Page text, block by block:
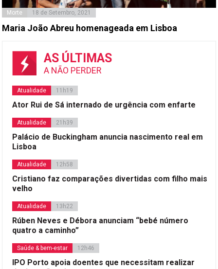
Morte 18 de Setembro, 2021
Maria João Abreu homenageada em Lisboa
AS ÚLTIMAS
A NÃO PERDER
Atualidade 11h19
Ator Rui de Sá internado de urgência com enfarte
Atualidade 21h39
Palácio de Buckingham anuncia nascimento real em
Lisboa
Atualidade 12h58
Cristiano faz comparações divertidas com filho mais
velho
Atualidade 13h22
Rúben Neves e Débora anunciam “bebé número
quatro a caminho”
Saúde & bem-estar 12h46
IPO Porto apoia doentes que necessitam realizar